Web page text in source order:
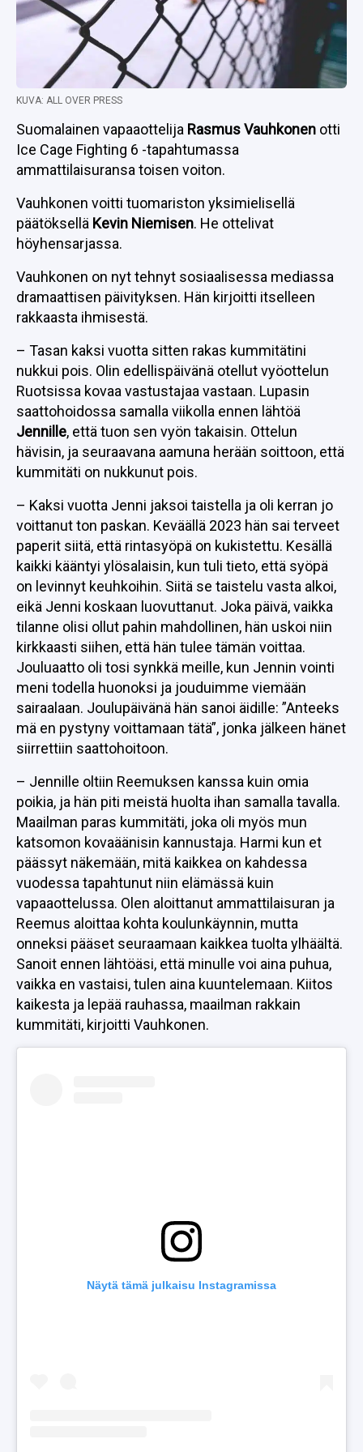
KUVA: ALL OVER PRESS
Suomalainen vapaaottelija Rasmus Vauhkonen otti
Ice Cage Fighting 6 -tapahtumassa
ammattilaisuransa toisen voiton.
Vauhkonen voitti tuomariston yksimielisellä
päätöksellä Kevin Niemisen. He ottelivat
höyhensarjassa.
Vauhkonen on nyt tehnyt sosiaalisessa mediassa
dramaattisen päivityksen. Hän kirjoitti itselleen
rakkaasta ihmisestä.
– Tasan kaksi vuotta sitten rakas kummitätini
nukkui pois. Olin edellispäivänä otellut vyöottelun
Ruotsissa kovaa vastustajaa vastaan. Lupasin
saattohoidossa samalla viikolla ennen lähtöä
Jennille, että tuon sen vyön takaisin. Ottelun
hävisin, ja seuraavana aamuna herään soittoon, että
kummitäti on nukkunut pois.
– Kaksi vuotta Jenni jaksoi taistella ja oli kerran jo
voittanut ton paskan. Keväällä 2023 hän sai terveet
paperit siitä, että rintasyöpä on kukistettu. Kesällä
kaikki kääntyi ylösalaisin, kun tuli tieto, että syöpä
on levinnyt keuhkoihin. Siitä se taistelu vasta alkoi,
eikä Jenni koskaan luovuttanut. Joka päivä, vaikka
tilanne olisi ollut pahin mahdollinen, hän uskoi niin
kirkkaasti siihen, että hän tulee tämän voittaa.
Jouluaatto oli tosi synkkä meille, kun Jennin vointi
meni todella huonoksi ja jouduimme viemään
sairaalaan. Joulupäivänä hän sanoi äidille: ”Anteeks
mä en pystyny voittamaan tätä”, jonka jälkeen hänet
siirrettiin saattohoitoon.
– Jennille oltiin Reemuksen kanssa kuin omia
poikia, ja hän piti meistä huolta ihan samalla tavalla.
Maailman paras kummitäti, joka oli myös mun
katsomon kovaäänisin kannustaja. Harmi kun et
päässyt näkemään, mitä kaikkea on kahdessa
vuodessa tapahtunut niin elämässä kuin
vapaaottelussa. Olen aloittanut ammattilaisuran ja
Reemus aloittaa kohta koulunkäynnin, mutta
onneksi pääset seuraamaan kaikkea tuolta ylhäältä.
Sanoit ennen lähtöäsi, että minulle voi aina puhua,
vaikka en vastaisi, tulen aina kuuntelemaan. Kiitos
kaikesta ja lepää rauhassa, maailman rakkain
kummitäti, kirjoitti Vauhkonen.
Näytä tämä julkaisu Instagramissa